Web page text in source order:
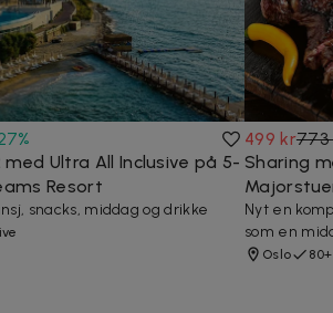
%
med Ultra All Inclusive på 5-
Resort
snacks, middag og drikke
499 kr773
Sharing
Nyt en
som en
Oslo